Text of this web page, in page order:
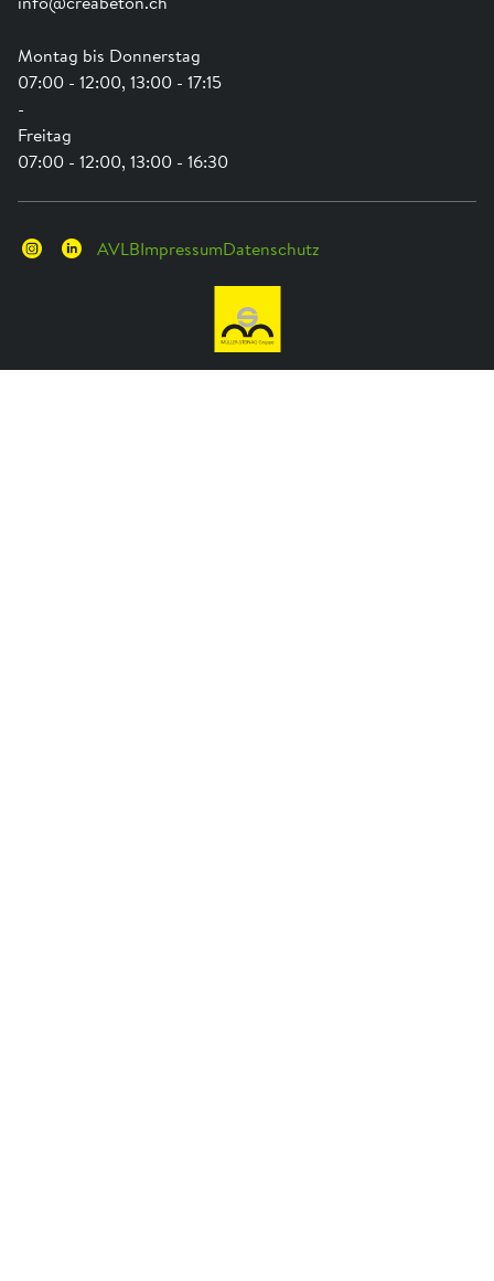
Montag bis Donnerstag
07:00 - 12:00, 13:00 - 17:15
-
Freitag
07:00 - 12:00, 13:00 - 16:30
AVLBImpressumDatenschutz